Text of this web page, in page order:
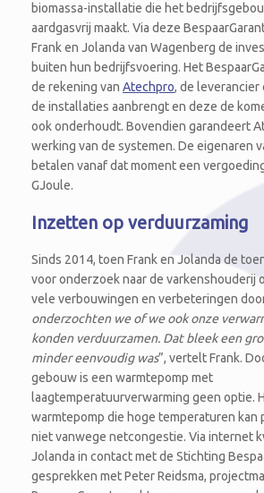
biomassa-installatie die het
aardgasvrij maakt. Via deze
Frank en Jolanda van Wagenberg de
buiten hun bedrijfsvoering. Het
de rekening van Atechpro, de
de installaties aanbrengt en deze de
ook onderhoudt. Bovendien garandeert
werking van de systemen. De eigenaren
betalen vanaf dat moment een
GJoule.
Inzetten op verduurzaming
Sinds 2014, toen Frank en Jolanda de
voor onderzoek naar de varkenshouderij
vele verbouwingen en verbeteringen
onderzochten we of we ook onze
konden verduurzamen. Dat bleek een
minder eenvoudig was”, vertelt Frank.
gebouw is een warmtepomp met
laagtemperatuurverwarming geen optie.
warmtepomp die hoge temperaturen kan
niet vanwege netcongestie. Via internet
Jolanda in contact met de Stichting
gesprekken met Peter Reidsma,